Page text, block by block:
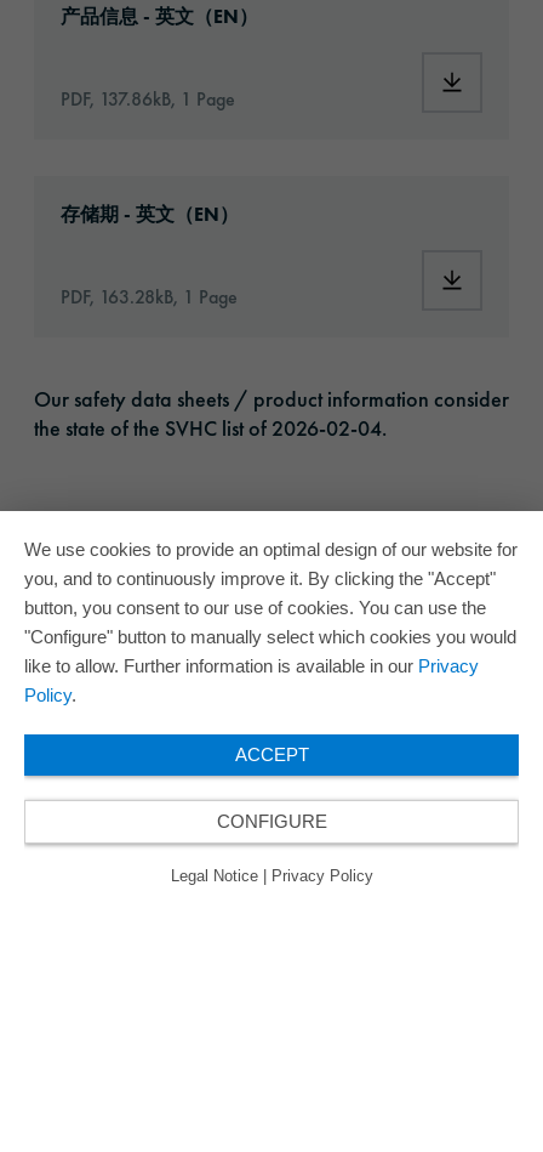
产品信息 - 英文（EN）
PDF, 137.86kB, 1 Page
存储期 - 英文（EN）
PDF, 163.28kB, 1 Page
Our safety data sheets / product information consider
the state of the SVHC list of 2026-02-04.
We use cookies to provide an optimal design of our website for
you, and to continuously improve it. By clicking the "Accept"
button, you consent to our use of cookies. You can use the
"Configure" button to manually select which cookies you would
like to allow. Further information is available in our Privacy
Policy.
ACCEPT
CONFIGURE
Legal Notice Privacy Policy